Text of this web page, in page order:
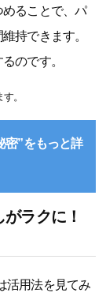
ることで、パ
持できます。
のです。
。
密”をもっと詳
ラクに！
活用法を見てみ